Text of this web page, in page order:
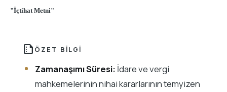
"İçtihat Metni"
summarize ÖZET BILGI
Zamanaşımı Süresi: İdare ve vergi
mahkemelerinin nihai kararlarının temyizen